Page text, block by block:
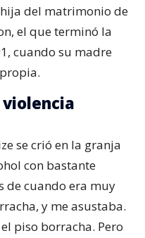
del matrimonio de
el que terminó la
cuando su madre
se crió en la granja
con bastante
de cuando era muy
y me asustaba.
piso borracha. Pero